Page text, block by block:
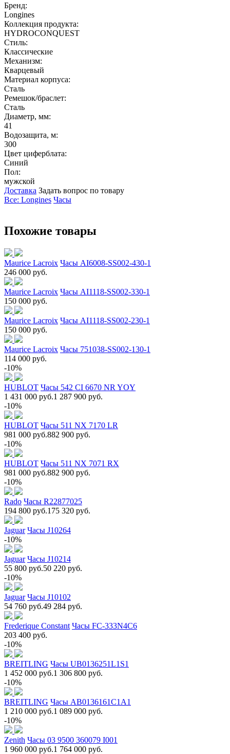
Бренд:
Longines
Коллекция продукта:
HYDROCONQUEST
Стиль:
Классические
Механизм:
Кварцевый
Материал корпуса:
Сталь
Ремешок/браслет:
Сталь
Диаметр, мм:
41
Водозащита, м:
300
Цвет циферблата:
Синий
Пол:
мужской
Доставка Задать вопрос по товару
Все: Longines Часы
Похожие товары
Maurice Lacroix Часы AI6008-SS002-430-1
246 000 руб.
Maurice Lacroix Часы AI1118-SS002-330-1
150 000 руб.
Maurice Lacroix Часы AI1118-SS002-230-1
150 000 руб.
Maurice Lacroix Часы 751038-SS002-130-1
114 000 руб.
-10%
HUBLOT Часы 542 CI 6670 NR YOY
1 431 000 руб.1 287 900 руб.
-10%
HUBLOT Часы 511 NX 7170 LR
981 000 руб.882 900 руб.
-10%
HUBLOT Часы 511 NX 7071 RX
981 000 руб.882 900 руб.
-10%
Rado Часы R22877025
194 800 руб.175 320 руб.
Jaguar Часы J10264
-10%
Jaguar Часы J10214
55 800 руб.50 220 руб.
-10%
Jaguar Часы J10102
54 760 руб.49 284 руб.
Frederique Constant Часы FC-333N4C6
203 400 руб.
-10%
BREITLING Часы UB0136251L1S1
1 452 000 руб.1 306 800 руб.
-10%
BREITLING Часы AB0136161C1A1
1 210 000 руб.1 089 000 руб.
-10%
Zenith Часы 03 9500 360079 I001
1 960 000 руб.1 764 000 руб.